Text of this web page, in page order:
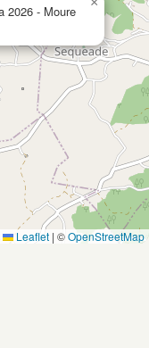
2026 - Moure
Leaflet | ©OpenStreetMap